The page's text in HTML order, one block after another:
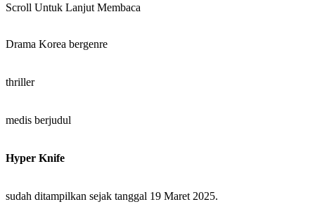
Scroll Untuk Lanjut Membaca
Drama Korea bergenre
thriller
medis berjudul
Hyper Knife
sudah ditampilkan sejak tanggal 19 Maret 2025.